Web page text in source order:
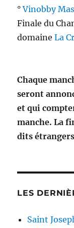
°Vinobby
Finale du
domaineLa
Chaque
seront
et qui
manche. La
dits
LES
Saint